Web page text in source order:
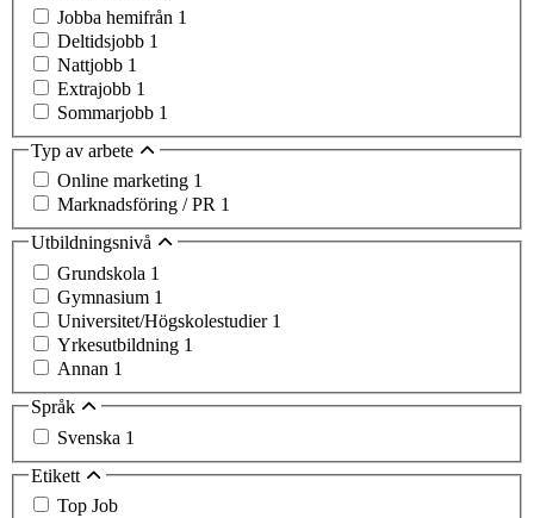
Jobba hemifrån 1
Deltidsjobb 1
Nattjobb 1
Extrajobb 1
Sommarjobb 1
Typ av arbete
Online marketing 1
Marknadsföring / PR 1
Utbildningsnivå
Grundskola 1
Gymnasium 1
Universitet/Högskolestudier 1
Yrkesutbildning 1
Annan 1
Språk
Svenska 1
Etikett
Top Job